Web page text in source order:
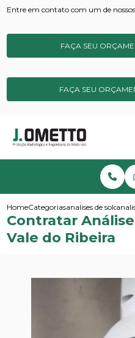
Entre em contato com um de nossos
FAÇA SEU
FAÇA SEU
HomeCategoriasanalises de solos e
Contratar
Vale do Ribeira